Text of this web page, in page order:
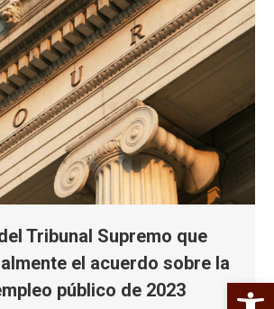
Abrir
Tribunal Supremo que
el acuerdo sobre la
público de 2023